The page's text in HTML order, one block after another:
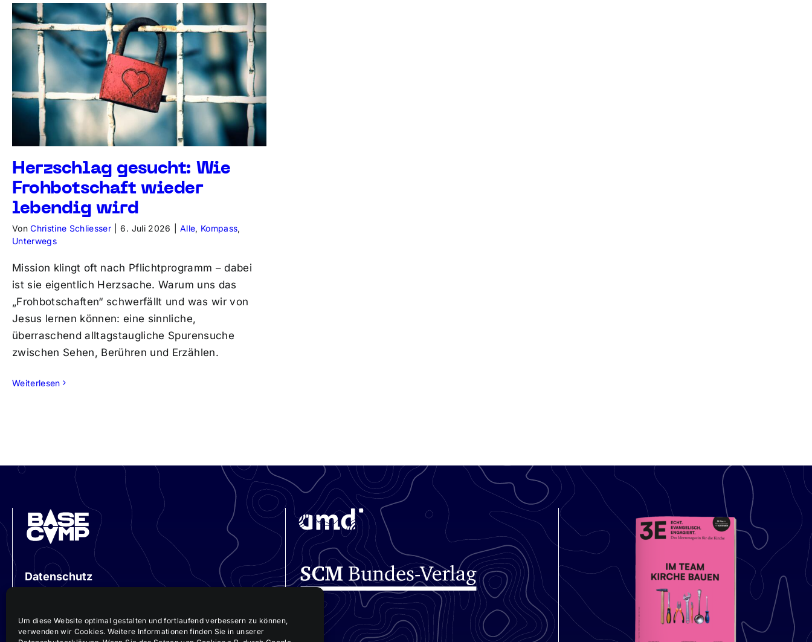
Um diese Website optimal gestalten und fortlaufend verbessern zu können,
verwenden wir Cookies. Weitere Informationen finden Sie in unserer
Herzschlag gesucht: Wie
Frohbotschaft wieder
lebendig wird
VonChristine Schliesser 6. Juli 2026 Alle, Kompass,
Unterwegs
Mission klingt oft nach Pflichtprogramm – dabei
ist sie eigentlich Herzsache. Warum uns das
„Frohbotschaften“ schwerfällt und was wir von
Jesus lernen können: eine sinnliche,
überraschend alltagstaugliche Spurensuche
zwischen Sehen, Berühren und Erzählen.
Weiterlesen
Datenschutz